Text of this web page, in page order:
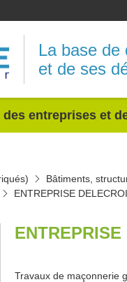
La base de
et de ses
des entreprises et
Bâtiments,
ENTREPRISE
Travaux de maçonnerie